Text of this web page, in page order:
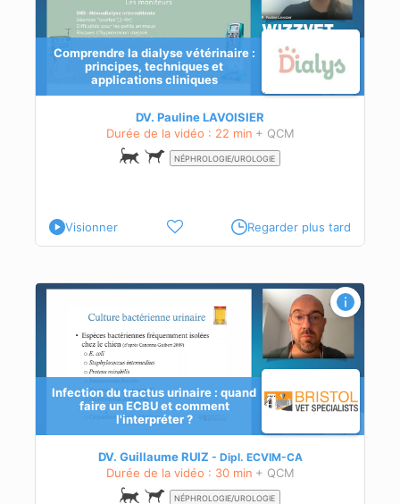
Comprendre la dialyse vétérinaire :
principes, techniques et
applications cliniques
DV. Pauline LAVOISIER
Durée de la vidéo : 22 min + QCM
NÉPHROLOGIE/UROLOGIE
Visionner Regarder plus tard
Infection du tractus urinaire : quand
faire un ECBU et comment
l'interpréter ?
DV. Guillaume RUIZ Dipl. ECVIM-CA
Durée de la vidéo : 30 min + QCM
NÉPHROLOGIE/UROLOGIE